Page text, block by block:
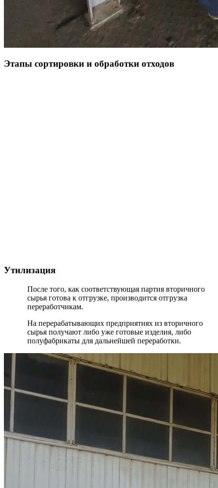
Этапы сортировки и обработки отходов
Утилизация
После того, как соответствующая партия вторичного
сырья готова к отгрузке, производится отгрузка
переработчикам.
На перерабатывающих предприятиях из вторичного
сырья получают либо уже готовые изделия, либо
полуфабрикаты для дальнейшей переработки.